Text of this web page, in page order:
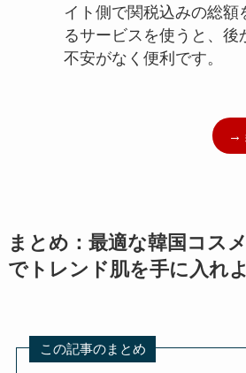
イト側で関税込みの総額
るサービスを使うと、後
不安がなく便利です。
→
まとめ：最適な韓国コス
でトレンド肌を手に入れ
この記事のまとめ